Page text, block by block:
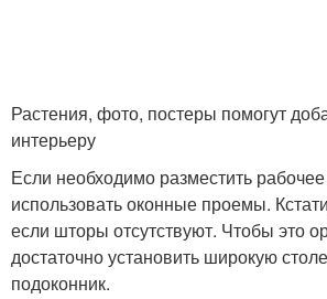
Растения, фото, постеры помогут
интерьеру
Если необходимо разместить
использовать оконные проемы.
если шторы отсутствуют. Чтобы это
достаточно установить широкую
подоконник.